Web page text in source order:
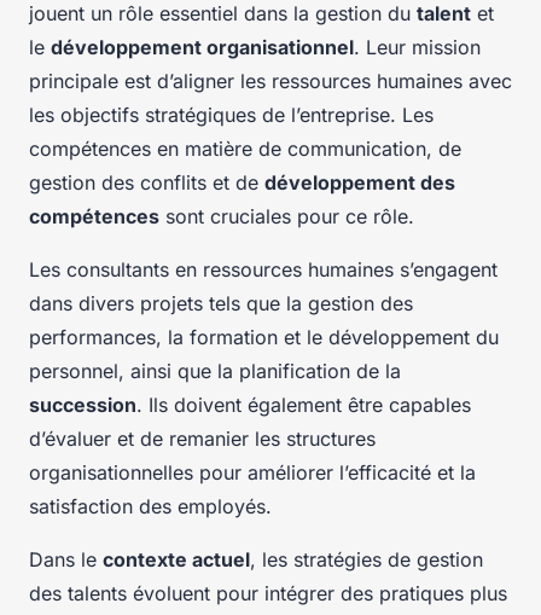
jouent un rôle essentiel dans la gestion du talent et
le développement organisationnel. Leur mission
principale est d’aligner les ressources humaines avec
les objectifs stratégiques de l’entreprise. Les
compétences en matière de communication, de
gestion des conflits et de développement des
compétences sont cruciales pour ce rôle.
Les consultants en ressources humaines s’engagent
dans divers projets tels que la gestion des
performances, la formation et le développement du
personnel, ainsi que la planification de la
succession. Ils doivent également être capables
d’évaluer et de remanier les structures
organisationnelles pour améliorer l’efficacité et la
satisfaction des employés.
Dans le contexte actuel, les stratégies de gestion
des talents évoluent pour intégrer des pratiques plus